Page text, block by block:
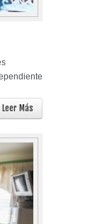
Leer Más